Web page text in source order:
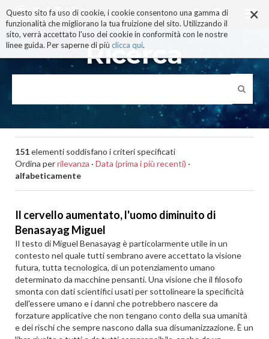
×
Questo sito fa uso di cookie, i cookie consentono una gamma di
funzionalità che migliorano la tua fruizione del sito. Utilizzando il
sito, verrà accettato l'uso dei cookie in conformità con le nostre
linee guida. Per saperne di più clicca qui.
ai
contenuti.
|
alla
navigazione
Ricerca
151elementi soddisfano i criteri specificati
Ordina perrilevanza · Data (prima i più recenti) ·
alfabeticamente
Il cervello aumentato, l'uomo diminuito di
Benasayag Miguel
Il testo di Miguel Benasayag è particolarmente utile in un
contesto nel quale tutti sembrano avere accettato la visione
futura, tutta tecnologica, di un potenziamento umano
determinato da macchine pensanti. Una visione che il filosofo
smonta con dati scientifici usati per sottolineare la specificità
dell'essere umano e i danni che potrebbero nascere da
forzature applicative che non tengano conto della sua umanità
e dei rischi che sempre nascono dalla sua disumanizzazione. È un